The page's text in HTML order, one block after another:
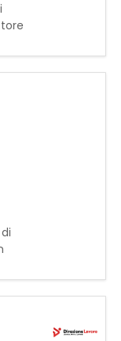
si
su
per
-